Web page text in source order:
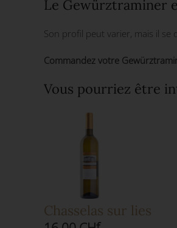
Le Gewürztraminer
Son profil peut varier, mais il
Commandez votre
Vous pourriez être
Chasselas sur lies